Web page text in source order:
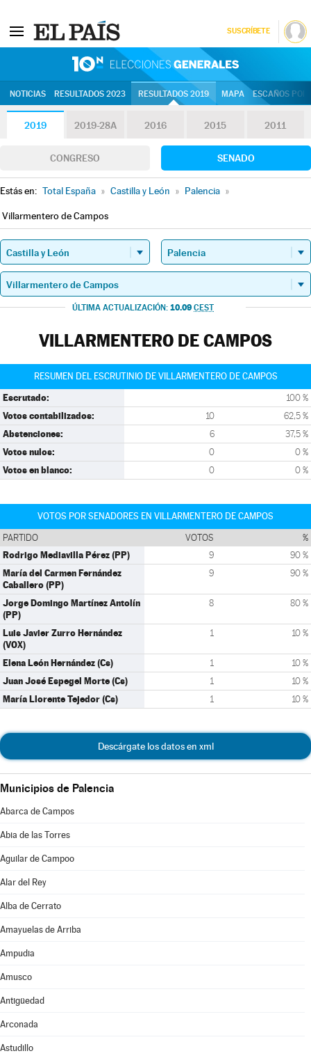
SUSCRÍBETE
NOTICIAS RESULTADOS 2023 RESULTADOS 2019 MAPA ESCAÑOS
2019 2019-28A 2016 2015 2011
CONGRESO SENADO
Estás en: Total España » Castilla y León » Palencia »
Villarmentero de Campos
ÚLTIMA ACTUALIZACIÓN: 10.09 CEST
VILLARMENTERO DE CAMPOS
RESUMEN DEL ESCRUTINIO DE VILLARMENTERO DE CAMPOS
Escrutado: 100 %
Votos contabilizados: 10 62,5 %
Abstenciones: 6 37,5 %
Votos nulos: 0 0 %
Votos en blanco: 0 0 %
VOTOS POR SENADORES EN VILLARMENTERO DE CAMPOS
PARTIDO VOTOS %
Rodrigo Mediavilla Pérez (PP) 9 90 %
María del Carmen Fernández
Caballero (PP)
9 90 %
Jorge Domingo Martínez Antolín
(PP)
8 80 %
Luis Javier Zurro Hernández
(VOX)
1 10 %
Elena León Hernández (Cs) 1 10 %
Juan José Espegel Morte (Cs) 1 10 %
María Llorente Tejedor (Cs) 1 10 %
Descárgate los datos en xml
Municipios de Palencia
Abarca de Campos
Abia de las Torres
Aguilar de Campoo
Alar del Rey
Alba de Cerrato
Amayuelas de Arriba
Ampudia
Amusco
Antigüedad
Arconada
Astudillo